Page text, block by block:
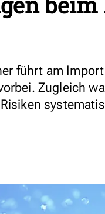
führt am
Zugleich